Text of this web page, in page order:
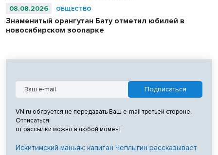
08.08.2026 ОБЩЕСТВО
Знаменитый орангутан Бату отметил юбилей в
новосибирском зоопарке
VN.ru обязуется не передавать Ваш e-mail третьей стороне.
Отписаться
от рассылки можно в любой момент
Искитимский маньяк: капитан Чеплыгин рассказывает